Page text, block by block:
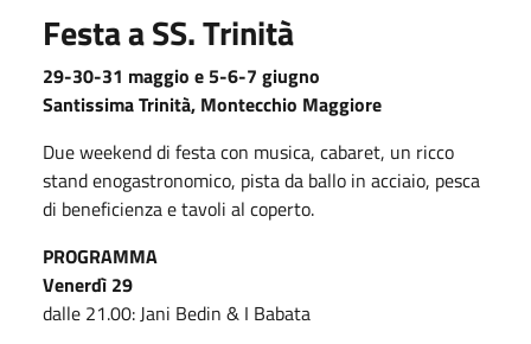
Festa a SS. Trinità
29-30-31 maggio e 5-6-7 giugno
Santissima Trinità, Montecchio Maggiore
Due weekend di festa con musica, cabaret, un ricco
stand enogastronomico, pista da ballo in acciaio, pesca
di beneficienza e tavoli al coperto.
PROGRAMMA
Venerdì 29
dalle 21.00: Jani Bedin & I Babata